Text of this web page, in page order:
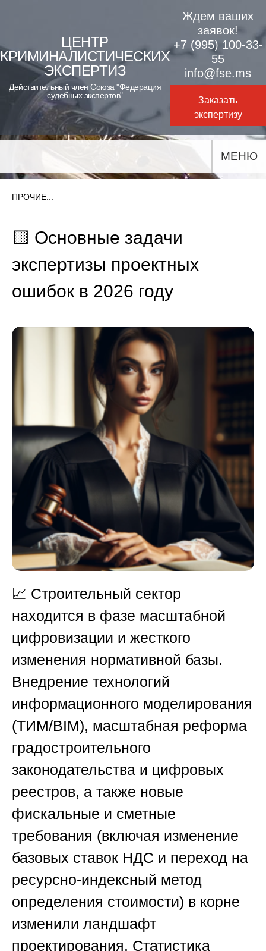
content
ЦЕНТР
КРИМИНАЛИСТИЧЕСКИХ
ЭКСПЕРТИЗ
Действительный член Союза "Федерация
судебных экспертов"
Ждем ваших
заявок!
+7 (995) 100-33-
55
info@fse.ms
Заказать
экспертизу
МЕНЮ
ПРОЧИЕ...
🟨 Основные задачи
экспертизы проектных
ошибок в 2026 году
📈 Строительный сектор
находится в фазе масштабной
цифровизации и жесткого
изменения нормативной базы.
Внедрение технологий
информационного моделирования
(ТИМ/BIM), масштабная реформа
градостроительного
законодательства и цифровых
реестров, а также новые
фискальные и сметные
требования (включая изменение
базовых ставок НДС и переход на
ресурсно-индексный метод
определения стоимости) в корне
изменили ландшафт
проектирования. Статистика